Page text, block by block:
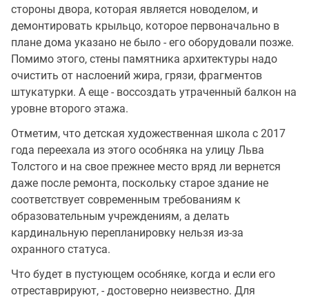
стороны двора, которая является новоделом, и
демонтировать крыльцо, которое первоначально в
плане дома указано не было - его оборудовали позже.
Помимо этого, стены памятника архитектуры надо
очистить от наслоений жира, грязи, фрагментов
штукатурки. А еще - воссоздать утраченный балкон на
уровне второго этажа.
Отметим, что детская художественная школа с 2017
года переехала из этого особняка на улицу Льва
Толстого и на свое прежнее место вряд ли вернется
даже после ремонта, поскольку старое здание не
соответствует современным требованиям к
образовательным учреждениям, а делать
кардинальную перепланировку нельзя из-за
охранного статуса.
Что будет в пустующем особняке, когда и если его
отреставрируют, - достоверно неизвестно. Для